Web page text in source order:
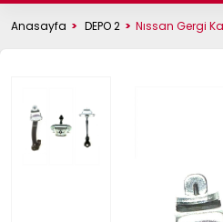
Anasayfa DEPO 2 Nıssan Gergi